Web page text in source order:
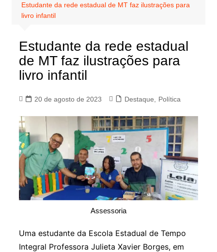
Estudante da rede estadual de MT faz ilustrações para
livro infantil
Estudante da rede estadual
de MT faz ilustrações para
livro infantil
20 de agosto de 2023 Destaque Política
Assessoria
Uma estudante da Escola Estadual de Tempo
Integral Professora Julieta Xavier Borges, em